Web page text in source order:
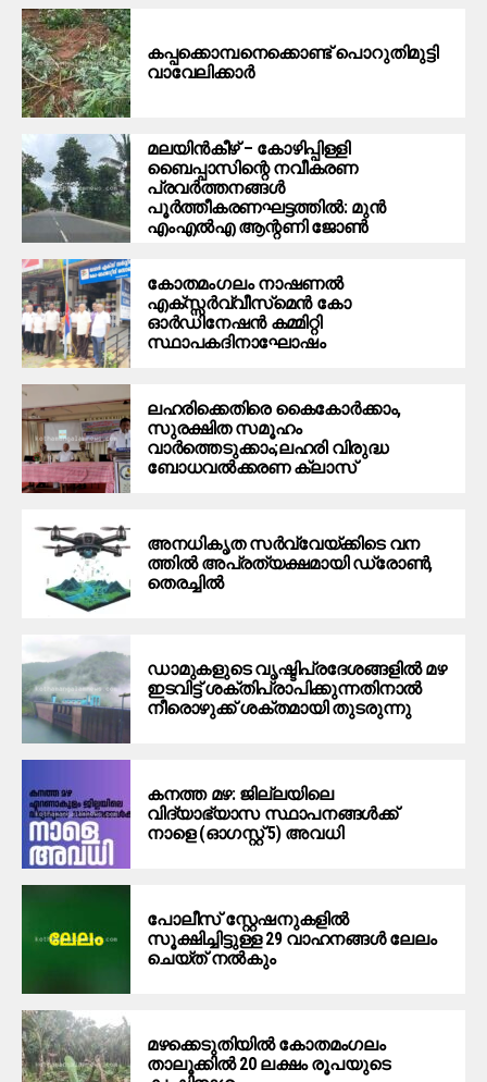
കപ്പക്കൊമ്പനെക്കൊണ്ട് പൊറുതിമുട്ടി
വാവേലിക്കാർ
മലയിന്‍കീഴ് – കോഴിപ്പിള്ളി
ബൈപ്പാസിന്റെ നവീകരണ
പ്രവര്‍ത്തനങ്ങള്‍
പൂര്‍ത്തീകരണഘട്ടത്തില്‍: മുന്‍
എംഎല്‍എ ആന്റണി ജോണ്‍
കോതമംഗലം നാഷണല്‍
എക്സ്സര്‍വ്വീസ്‌മെന്‍ കോ
ഓര്‍ഡിനേഷന്‍ കമ്മിറ്റി
സ്ഥാപകദിനാഘോഷം
ലഹരിക്കെതിരെ കൈകോര്‍ക്കാം,
സുരക്ഷിത സമൂഹം
വാര്‍ത്തെടുക്കാം;ലഹരി വിരുദ്ധ
ബോധവല്‍ക്കരണ ക്ലാസ്
അ​ന​ധി​കൃ​ത​ ​സ​ർ​വ്വേ​യ്ക്കി​ടെ വ​ന​
ത്തി​ൽ​ അപ്രത്യക്ഷമായി ​ഡ്രോ​ൺ,​
തെ​ര​ച്ചിൽ
ഡാമുകളുടെ വൃഷ്ടിപ്രദേശങ്ങളില്‍ മഴ
ഇടവിട്ട് ശക്തിപ്രാപിക്കുന്നതിനാല്‍
നീരൊഴുക്ക് ശക്തമായി തുടരുന്നു
കനത്ത മഴ: ജില്ലയിലെ
വിദ്യാഭ്യാസ സ്ഥാപനങ്ങൾക്ക്
നാളെ (ഓഗസ്റ്റ് 5) അവധി
പോലീസ് സ്റ്റേഷനുകളിൽ
സൂക്ഷിച്ചിട്ടുള്ള 29 വാഹനങ്ങൾ ലേലം
ചെയ്ത് നൽകും
മഴക്കെടുതിയിൽ കോതമംഗലം
താലൂക്കിൽ 20 ലക്ഷം രൂപയുടെ